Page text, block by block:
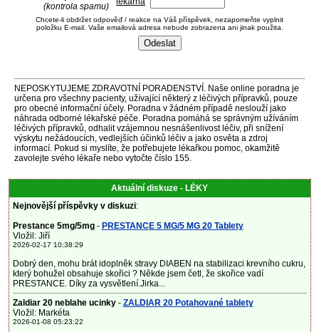
(kontrola spamu)
Chcete-li obdržet odpověď / reakce na Váš příspěvek, nezapomeňte vyplnit
položku E-mail. Vaše emailová adresa nebude zobrazena ani jinak použita.
NEPOSKYTUJEME ZDRAVOTNÍ PORADENSTVÍ. Naše online poradna je
určena pro všechny pacienty, užívající některý z léčivých přípravků, pouze
pro obecné informační účely. Poradna v žádném případě neslouží jako
náhrada odborné lékařské péče. Poradna pomáhá se správným užíváním
léčivých přípravků, odhalit vzájemnou nesnášenlivost léčiv, při snížení
výskytu nežádoucích, vedlejších účinků léčiv a jako osvěta a zdroj
informací. Pokud si myslíte, že potřebujete lékařkou pomoc, okamžitě
zavolejte svého lékaře nebo vytočte číslo 155.
Aktuální diskuze - LÉKY
Nejnovější příspěvky v diskuzi:
Prestance 5mg/5mg- PRESTANCE 5 MG/5 MG 20 Tablety
Vložil: Jiří
2026-02-17 10:38:29
Dobrý den, mohu brát idoplněk stravy DIABEN na stabilizaci krevního cukru,
který bohužel obsahuje skořici ? Někde jsem četl, že skořice vadí
PRESTANCE. Díky za vysvětlení.Jirka...
Zaldiar 20 neblahe ucinky- ZALDIAR 20 Potahované tablety
Vložil: Markéta
2026-01-08 05:23:22